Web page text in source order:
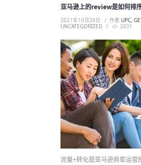
亚马逊上的review是如何排
2021年10月29日 作者 UPC,
UNCATEGORIZED
2031
流量+转化是亚马逊商家运营